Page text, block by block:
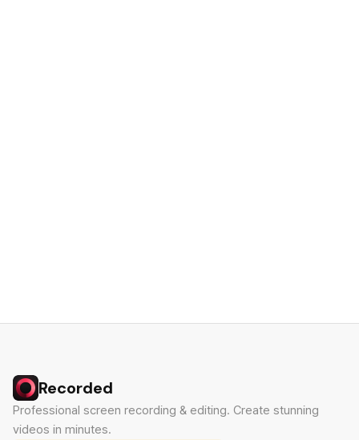
Recorded
Professional screen recording & editing. Create stunning
videos in minutes.